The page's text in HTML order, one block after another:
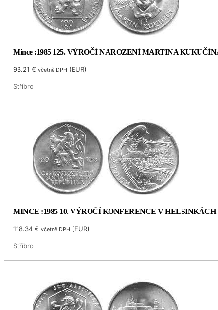
Mince :1985 125. VÝROČÍ NAROZENÍ MARTINA
93.21€ včetně DPH (EUR)
Stříbro
MINCE :1985 10. VÝROČÍ KONFERENCE V HELSINKÁCH
118.34€ včetně DPH (EUR)
Stříbro